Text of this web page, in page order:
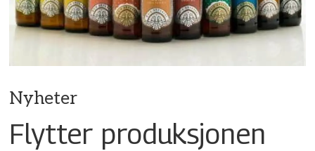
Nyheter
Flytter produksjonen